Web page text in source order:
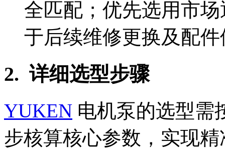
全匹配；优先选用市
于后续维修更换及配
2. 详细选型步骤
YUKEN 电机泵的选型需
步核算核心参数，实现